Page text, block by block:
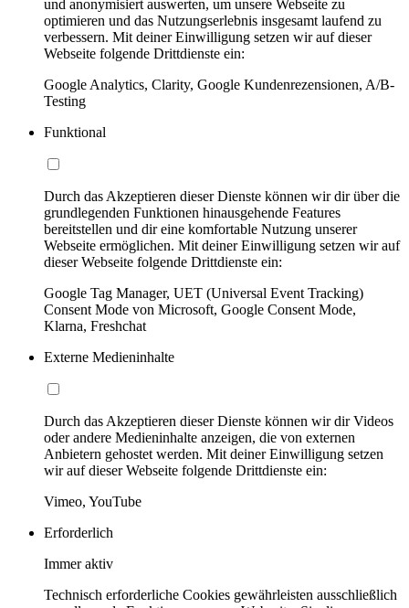
und anonymisiert auswerten, um unsere Webseite zu
optimieren und das Nutzungserlebnis insgesamt laufend zu
verbessern. Mit deiner Einwilligung setzen wir auf dieser
Webseite folgende Drittdienste ein:
Google Analytics, Clarity, Google Kundenrezensionen, A/B-
Testing
Funktional
Durch das Akzeptieren dieser Dienste können wir dir über die
grundlegenden Funktionen hinausgehende Features
bereitstellen und dir eine komfortable Nutzung unserer
Webseite ermöglichen. Mit deiner Einwilligung setzen wir auf
dieser Webseite folgende Drittdienste ein:
Google Tag Manager, UET (Universal Event Tracking)
Consent Mode von Microsoft, Google Consent Mode,
Klarna, Freshchat
Externe Medieninhalte
Durch das Akzeptieren dieser Dienste können wir dir Videos
oder andere Medieninhalte anzeigen, die von externen
Anbietern gehostet werden. Mit deiner Einwilligung setzen
wir auf dieser Webseite folgende Drittdienste ein:
Vimeo, YouTube
Erforderlich
Immer aktiv
Technisch erforderliche Cookies gewährleisten ausschließlich